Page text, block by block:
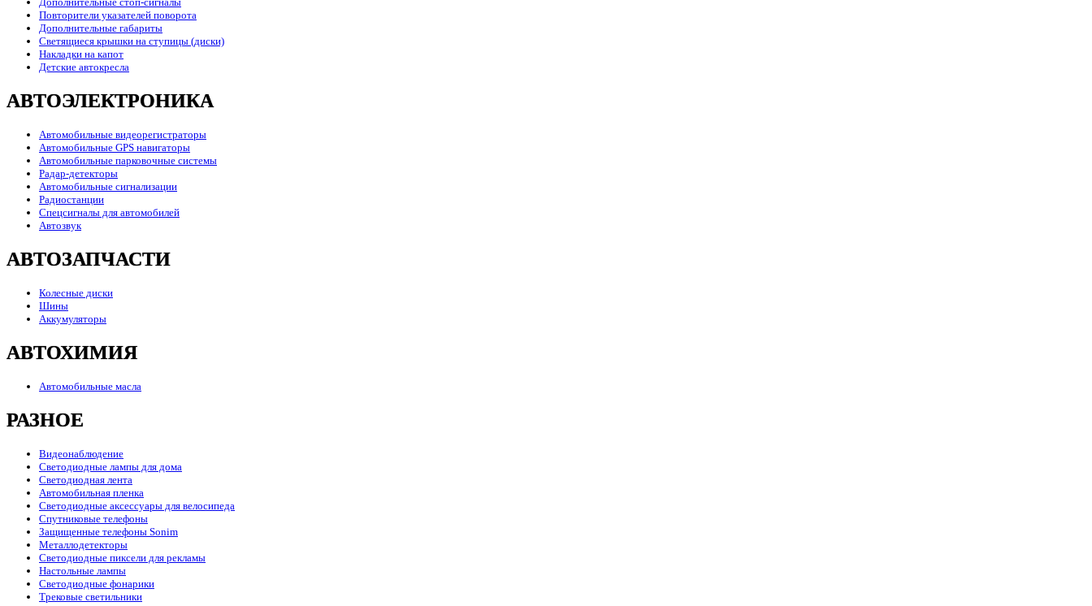
Повторители указателей поворота
Дополнительные габариты
Светящиеся крышки на ступицы (диски)
Накладки на капот
Детские автокресла
АВТОЭЛЕКТРОНИКА
Автомобильные видеорегистраторы
Автомобильные GPS навигаторы
Автомобильные парковочные системы
Радар-детекторы
Автомобильные сигнализации
Радиостанции
Спецсигналы для автомобилей
Автозвук
АВТОЗАПЧАСТИ
Колесные диски
Шины
Аккумуляторы
АВТОХИМИЯ
Автомобильные масла
РАЗНОЕ
Видеонаблюдение
Светодиодные лампы для дома
Светодиодная лента
Автомобильная пленка
Светодиодные аксессуары для велосипеда
Спутниковые телефоны
Защищенные телефоны Sonim
Металлодетекторы
Светодиодные пиксели для рекламы
Настольные лампы
Светодиодные фонарики
Трековые светильники